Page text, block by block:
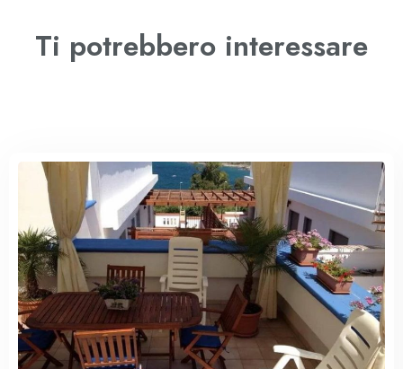
Ti potrebbero interessare